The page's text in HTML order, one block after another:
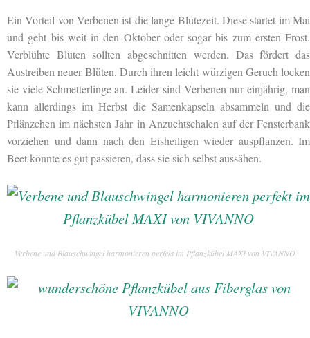
Ein Vorteil von Verbenen ist die lange Blütezeit. Diese startet im Mai
und geht bis weit in den Oktober oder sogar bis zum ersten Frost.
Verblühte Blüten sollten abgeschnitten werden. Das fördert das
Austreiben neuer Blüten. Durch ihren leicht würzigen Geruch locken
sie viele Schmetterlinge an. Leider sind Verbenen nur einjährig, man
kann allerdings im Herbst die Samenkapseln absammeln und die
Pflänzchen im nächsten Jahr in Anzuchtschalen auf der Fensterbank
vorziehen und dann nach den Eisheiligen wieder auspflanzen. Im
Beet könnte es gut passieren, dass sie sich selbst aussähen.
Verbene und Blauschwingel harmonieren perfekt im Pflanzkübel MAXI von VIVANNO